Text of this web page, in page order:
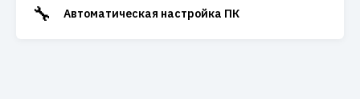
🔧 Автоматическая настройка ПК